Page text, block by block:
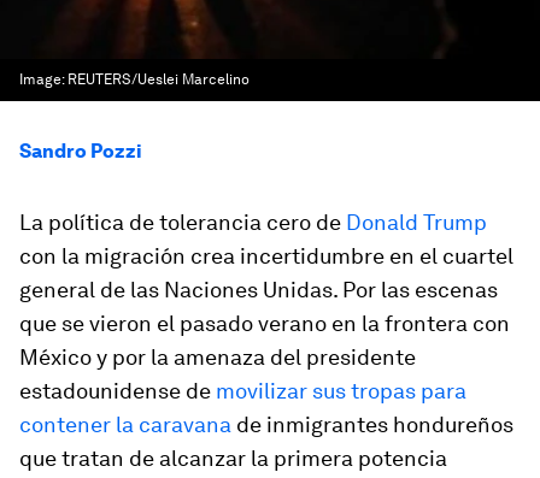
Image: REUTERS/Ueslei Marcelino
Sandro Pozzi
La política de tolerancia cero de Donald Trump
con la migración crea incertidumbre en el cuartel
general de las Naciones Unidas. Por las escenas
que se vieron el pasado verano en la frontera con
México y por la amenaza del presidente
estadounidense de movilizar sus tropas para
contener la caravana de inmigrantes hondureños
que tratan de alcanzar la primera potencia